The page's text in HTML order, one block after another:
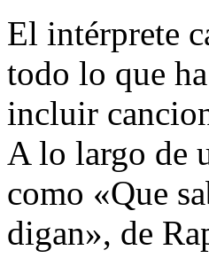
El intérprete
todo lo que
incluir
A lo largo de
como «Que
digan», de